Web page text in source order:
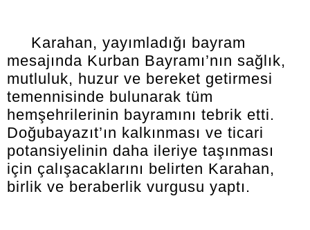
Karahan, yayımladığı bayram
mesajında Kurban Bayramı’nın sağlık,
mutluluk, huzur ve bereket getirmesi
temennisinde bulunarak tüm
hemşehrilerinin bayramını tebrik etti.
Doğubayazıt’ın kalkınması ve ticari
potansiyelinin daha ileriye taşınması
için çalışacaklarını belirten Karahan,
birlik ve beraberlik vurgusu yaptı.